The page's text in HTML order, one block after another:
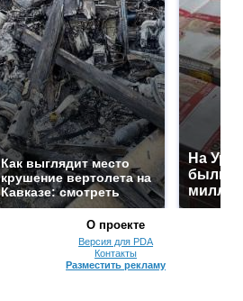
Как выглядит место
крушение вертолета на
Кавказе: смотреть
На
были
О проекте
Версия для PDA
Контакты
Разместить рекламу